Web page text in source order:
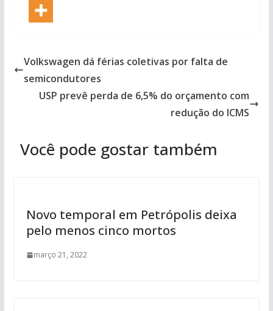
Volkswagen dá férias coletivas por falta de
semicondutores
USP prevê perda de 6,5% do orçamento com
redução do ICMS
Você pode gostar também
Novo temporal em Petrópolis deixa
pelo menos cinco mortos
março 21, 2022